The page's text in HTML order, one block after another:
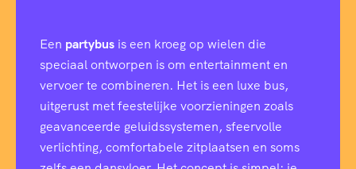
Een partybus is een kroeg op wielen die
speciaal ontworpen is om entertainment en
vervoer te combineren. Het is een luxe bus,
uitgerust met feestelijke voorzieningen zoals
geavanceerde geluidssystemen, sfeervolle
verlichting, comfortabele zitplaatsen en soms